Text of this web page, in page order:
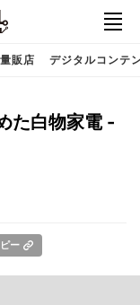
販店 デジタルコンテ
た白物家電 -
ー